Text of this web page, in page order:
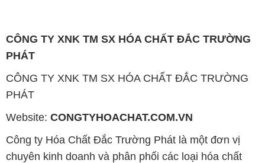
CÔNG TY XNK TM SX HÓA CHẤT ĐẮC TRƯỜNG
PHÁT
CÔNG TY XNK TM SX HÓA CHẤT ĐẮC TRƯỜNG
PHÁT
Website: CONGTYHOACHAT.COM.VN
Công ty Hóa Chất Đắc Trường Phát là một đơn vị
chuyên kinh doanh và phân phối các loại hóa chất